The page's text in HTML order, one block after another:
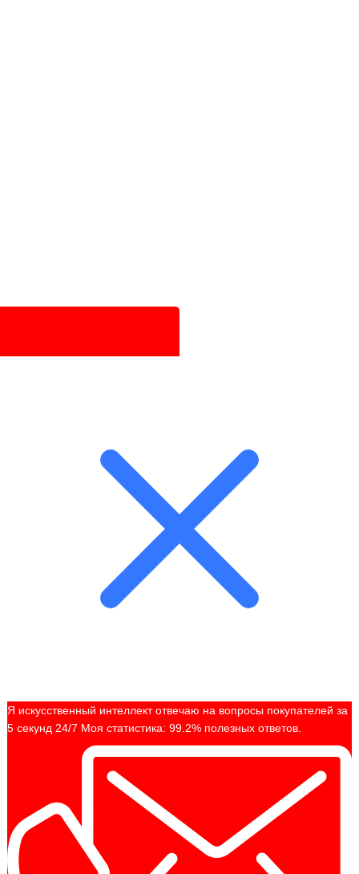
Я искусственный интеллект отвечаю на вопросы покупателей за
5 секунд 24/7 Моя статистика: 99.2% полезных ответов.